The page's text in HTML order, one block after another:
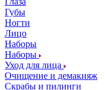
Губы
Ногти
Лицо
Наборы
Наборы
Уход для лица
Очищение и демакияж
Скрабы и пилинги